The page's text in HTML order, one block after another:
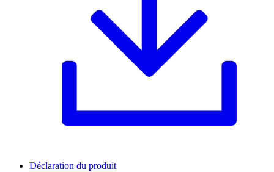
Déclaration du produit